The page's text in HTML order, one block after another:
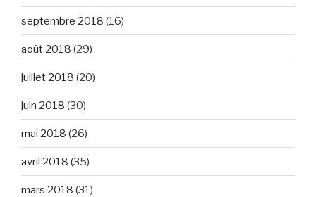
septembre 2018 (16)
août 2018 (29)
juillet 2018 (20)
juin 2018 (30)
mai 2018 (26)
avril 2018 (35)
mars 2018 (31)